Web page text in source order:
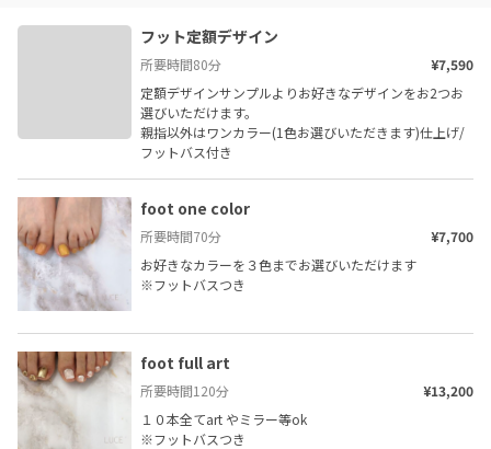
フット定額デザイン
所要時間80分
¥7,590
定額デザインサンプルよりお好きなデザインをお2つお
選びいただけます。
親指以外はワンカラー(1色お選びいただきます)仕上げ/
フットバス付き
foot one color
所要時間70分
¥7,700
お好きなカラーを３色までお選びいただけます
※フットバスつき
foot full art
所要時間120分
¥13,200
１０本全てart やミラー等ok
※フットバスつき